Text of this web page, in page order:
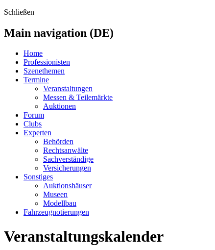
Schließen
Main navigation (DE)
Home
Professionisten
Szenethemen
Termine
Veranstaltungen
Messen & Teilemärkte
Auktionen
Forum
Clubs
Experten
Behörden
Rechtsanwälte
Sachverständige
Versicherungen
Sonstiges
Auktionshäuser
Museen
Modellbau
Fahrzeugnotierungen
Veranstaltungskalender